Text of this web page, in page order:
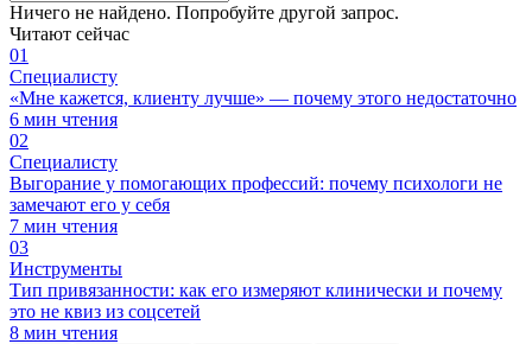
Ничего не найдено. Попробуйте другой запрос.
Читают сейчас
01
Специалисту
«Мне кажется, клиенту лучше» — почему этого недостаточно
6 мин чтения
02
Специалисту
Выгорание у помогающих профессий: почему психологи не
замечают его у себя
7 мин чтения
03
Инструменты
Тип привязанности: как его измеряют клинически и почему
это не квиз из соцсетей
8 мин чтения